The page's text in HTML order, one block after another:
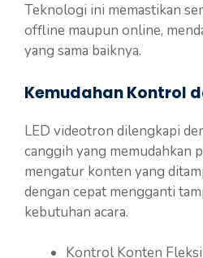
Teknologi ini memastikan
offline maupun online,
yang sama baiknya.
Kemudahan Kontrol
LED videotron dilengkapi
canggih yang memudahkan
mengatur konten yang
dengan cepat mengganti
kebutuhan acara.
Kontrol Konten